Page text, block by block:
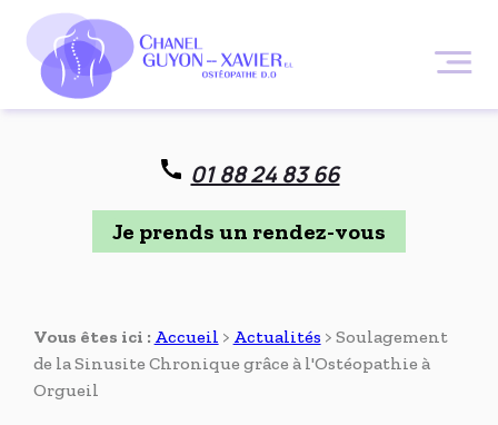
01 88 24 83 66
Je prends un rendez-vous
Vous êtes ici : Accueil > Actualités > Soulagement
de la Sinusite Chronique grâce à l'Ostéopathie à
Orgueil
Panneau de gestion des cookies